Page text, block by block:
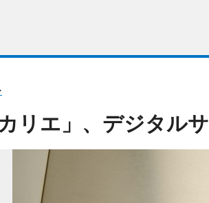
カリエ」、デジタル